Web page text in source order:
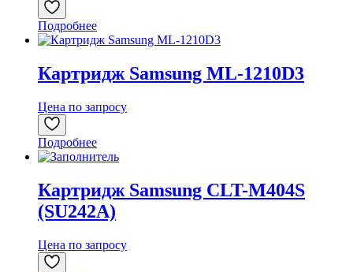
Подробнее
Картридж Samsung ML-1210D3
Цена по запросу
Подробнее
Картридж Samsung CLT-M404S
(SU242A)
Цена по запросу